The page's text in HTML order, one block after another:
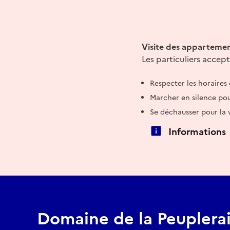
Visite des
Les particuliers
Respecter les
Marcher en silence
Se déchausser pour la
Informations
Domaine de la